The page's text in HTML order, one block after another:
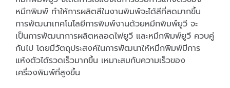
หมึกพิมพ์ ทำให้การผลิตสีในงานพิมพ์จะได้สีที่สดมากขึ้น
การพัฒนาเทคโนโลยีการพิมพ์งานด้วยหมึกพิมพ์ยูวี จะ
เป็นการพัฒนาการผลิตหลอดไฟยูวี และหมึกพิมพ์ยูวี ควบคู่
กันไป โดยมีวัตถุประสงค์ในการพัฒนาให้หมึกพิมพ์มีการ
แห้งตัวได้รวดเร็วมากขึ้น เหมาะสมกับความเร็วของ
เครื่องพิมพ์ที่สูงขึ้น